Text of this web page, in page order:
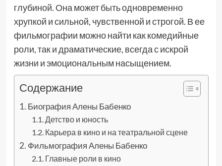
глубиной. Она может быть одновременно
хрупкой и сильной, чувственной и строгой. В ее
фильмографии можно найти как комедийные
роли, так и драматические, всегда с искрой
жизни и эмоциональным насыщением.
Содержание
Биография Алены Бабенко
Детство и юность
Карьера в кино и на театральной сцене
Фильмография Алены Бабенко
Главные роли в кино